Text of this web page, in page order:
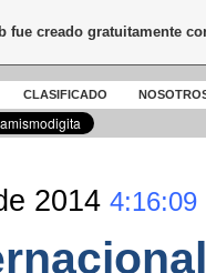
CLASIFICADO
2014 4:16:09
fue creado gratuitamente